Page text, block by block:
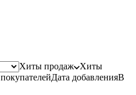
Хиты продаж
Хиты
покупателейДата добавленияВ